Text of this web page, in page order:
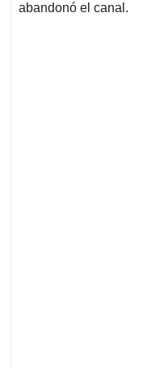
abandonó el canal.